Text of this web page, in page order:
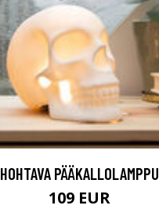
HOHTAVA PÄÄKALLOLAMPPU
109 EUR